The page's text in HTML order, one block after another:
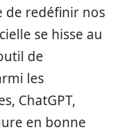
de redéfinir nos
se hisse au
de
les
ChatGPT,
en bonne